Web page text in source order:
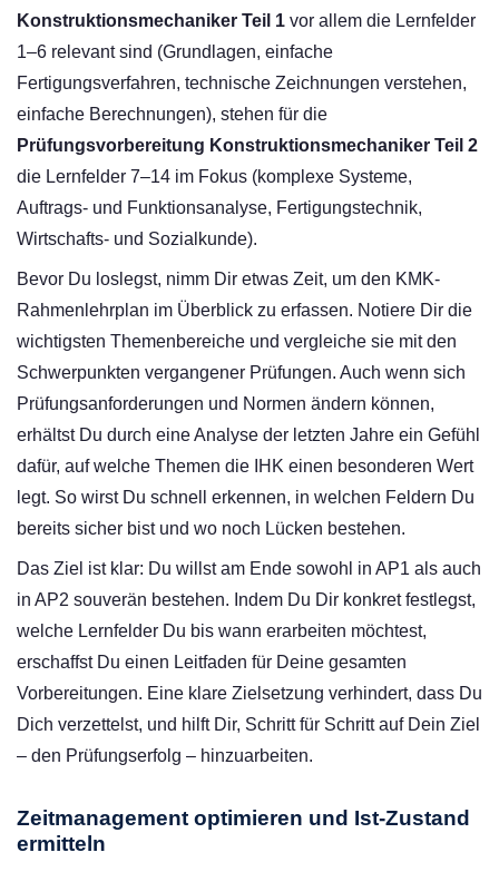
Konstruktionsmechaniker Teil 1 vor allem die Lernfelder
1–6 relevant sind (Grundlagen, einfache
Fertigungsverfahren, technische Zeichnungen verstehen,
einfache Berechnungen), stehen für die
Prüfungsvorbereitung Konstruktionsmechaniker Teil 2
die Lernfelder 7–14 im Fokus (komplexe Systeme,
Auftrags- und Funktionsanalyse, Fertigungstechnik,
Wirtschafts- und Sozialkunde).
Bevor Du loslegst, nimm Dir etwas Zeit, um den KMK-
Rahmenlehrplan im Überblick zu erfassen. Notiere Dir die
wichtigsten Themenbereiche und vergleiche sie mit den
Schwerpunkten vergangener Prüfungen. Auch wenn sich
Prüfungsanforderungen und Normen ändern können,
erhältst Du durch eine Analyse der letzten Jahre ein Gefühl
dafür, auf welche Themen die IHK einen besonderen Wert
legt. So wirst Du schnell erkennen, in welchen Feldern Du
bereits sicher bist und wo noch Lücken bestehen.
Das Ziel ist klar: Du willst am Ende sowohl in AP1 als auch
in AP2 souverän bestehen. Indem Du Dir konkret festlegst,
welche Lernfelder Du bis wann erarbeiten möchtest,
erschaffst Du einen Leitfaden für Deine gesamten
Vorbereitungen. Eine klare Zielsetzung verhindert, dass Du
Dich verzettelst, und hilft Dir, Schritt für Schritt auf Dein Ziel
– den Prüfungserfolg – hinzuarbeiten.
Zeitmanagement optimieren und Ist-Zustand
ermitteln